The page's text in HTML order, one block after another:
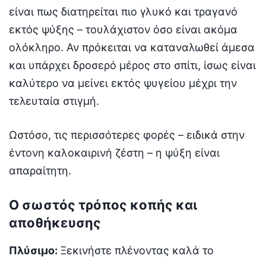
είναι πως διατηρείται πιο γλυκό και τραγανό
εκτός ψύξης – τουλάχιστον όσο είναι ακόμα
ολόκληρο. Αν πρόκειται να καταναλωθεί άμεσα
και υπάρχει δροσερό μέρος στο σπίτι, ίσως είναι
καλύτερο να μείνει εκτός ψυγείου μέχρι την
τελευταία στιγμή.
Ωστόσο, τις περισσότερες φορές – ειδικά στην
έντονη καλοκαιρινή ζέστη – η ψύξη είναι
απαραίτητη.
Ο σωστός τρόπος κοπής και
αποθήκευσης
Πλύσιμο: Ξεκινήστε πλένοντας καλά το